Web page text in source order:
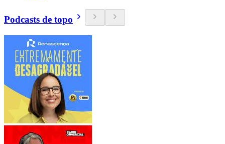
Podcasts de topo